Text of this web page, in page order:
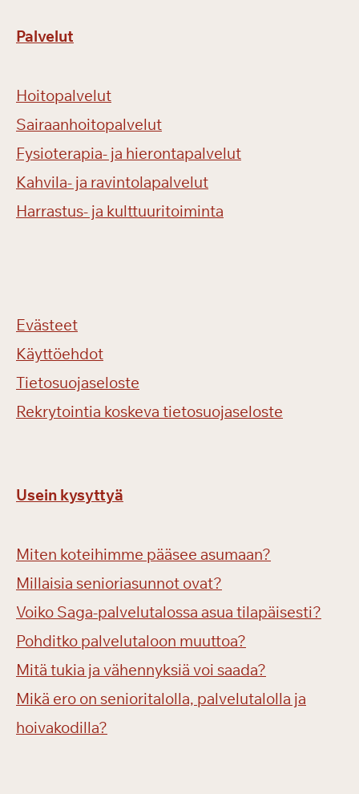
Palvelut
Hoitopalvelut
Sairaanhoitopalvelut
Fysioterapia- ja hierontapalvelut
Kahvila- ja ravintolapalvelut
Harrastus- ja kulttuuritoiminta
Evästeet
Käyttöehdot
Tietosuojaseloste
Rekrytointia koskeva tietosuojaseloste
Usein kysyttyä
Miten koteihimme pääsee asumaan?
Millaisia senioriasunnot ovat?
Voiko Saga-palvelutalossa asua tilapäisesti?
Pohditko palvelutaloon muuttoa?
Mitä tukia ja vähennyksiä voi saada?
Mikä ero on senioritalolla, palvelutalolla ja
hoivakodilla?